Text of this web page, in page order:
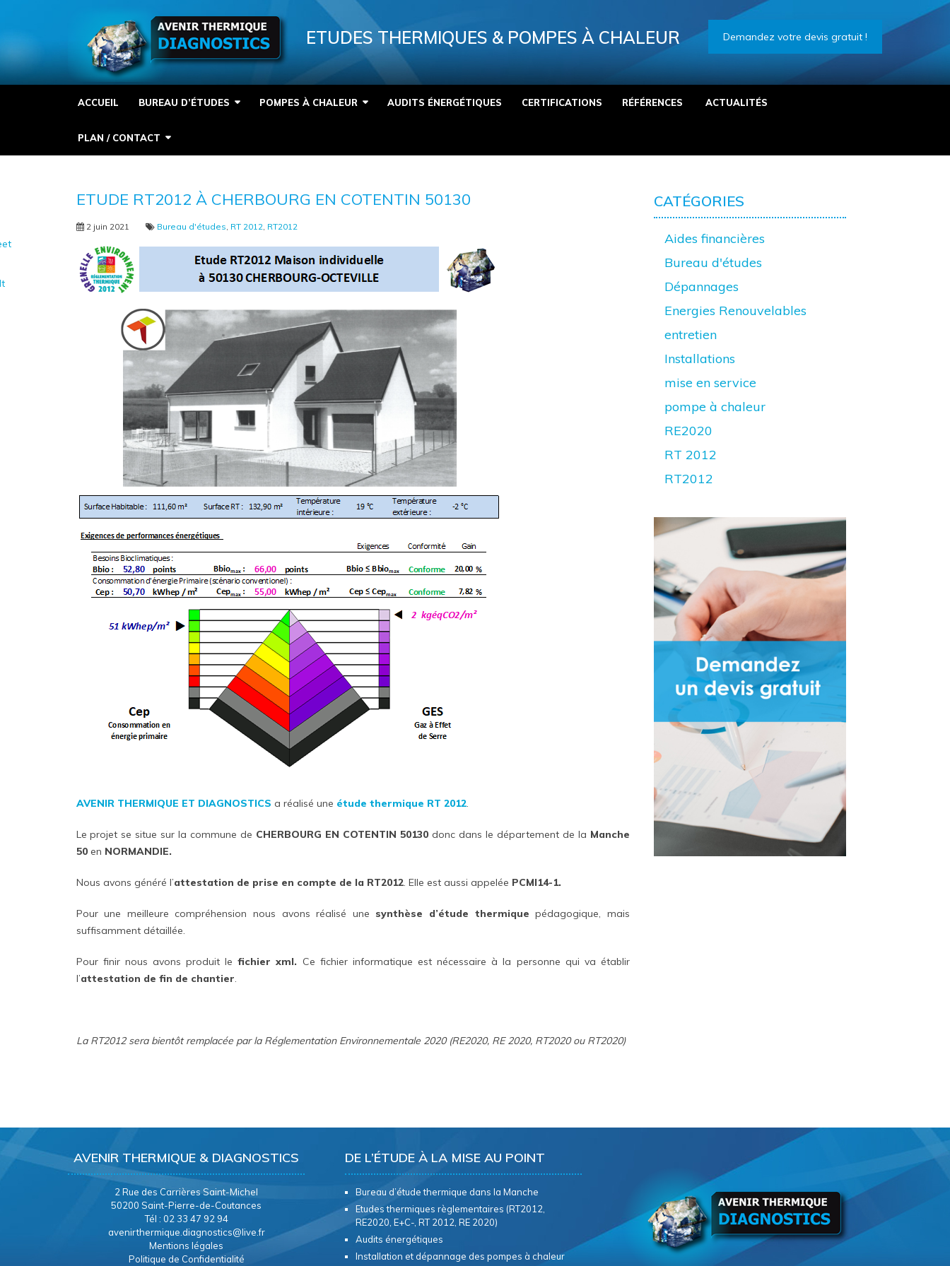
Demandez votre devis gratuit !
ETUDES THERMIQUES & POMPES À CHALEUR
ACCUEIL BUREAU D’ÉTUDES POMPES À CHALEUR AUDITS ÉNERGÉTIQUES CERTIFICATIONS RÉFÉRENCES ACTUALITÉS
PLAN / CONTACT
ETUDE RT2012 À CHERBOURG EN COTENTIN 50130
2 juin 2021 Bureau d'études RT 2012 RT2012
AVENIR THERMIQUE ET DIAGNOSTICS a réalisé une étude thermique RT 2012.
Le projet se situe sur la commune de CHERBOURG EN COTENTIN 50130donc dans le département de la Manche
50 en NORMANDIE.
Nous avons généré l’attestation de prise en compte de la RT2012. Elle est aussi appelée PCMI14-1.
Pour une meilleure compréhension nous avons réalisé une synthèse d’étude thermique pédagogique, mais
suffisamment détaillée.
Pour finir nous avons produit lefichier xml. Ce fichier informatique est nécessaire à la personne qui va établir
l’attestation de fin de chantier
La RT2012 sera bientôt remplacée par la Réglementation Environnementale 2020 (RE2020, RE 2020, RT2020 ou RT2020)
CATÉGORIES
Aides financières
Bureau d'études
Dépannages
Energies Renouvelables
entretien
Installations
mise en service
pompe à chaleur
RE2020
RT 2012
RT2012
AVENIR THERMIQUE & DIAGNOSTICS
2 Rue des Carrières Saint-Michel
50200 Saint-Pierre-de-Coutances
Tél : 02 33 47 92 94
avenirthermique.diagnostics@live.fr
Mentions légales
Politique de Confidentialité
DE L’ÉTUDE À LA MISE AU POINT
Bureau d’étude thermique dans la Manche
Etudes thermiques règlementaires (RT2012,
RE2020, E+C-, RT 2012, RE 2020)
Audits énergétiques
Installation et dépannage des pompes à chaleur